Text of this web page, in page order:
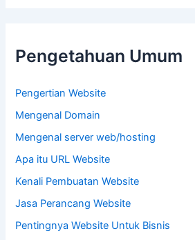
Pengetahuan Umum
Pengertian Website
Mengenal Domain
Mengenal server web/hosting
Apa itu URL Website
Kenali Pembuatan Website
Jasa Perancang Website
Pentingnya Website Untuk Bisnis